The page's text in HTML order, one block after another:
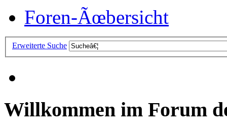
Foren-Ãœbersicht
Erweiterte Suche
Willkommen im Forum